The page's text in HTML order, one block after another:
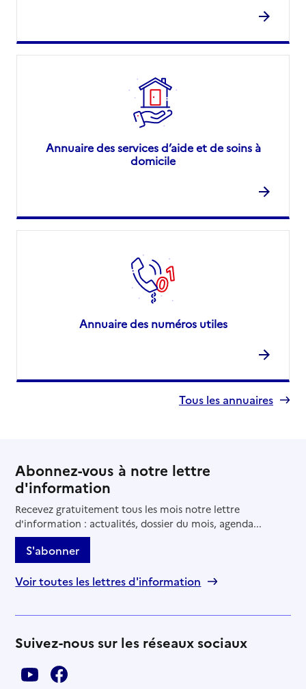
Annuaire des services d’aide et de soins à
domicile
Annuaire des numéros utiles
Tous les annuaires
Abonnez-vous à notre lettre
d'information
Recevez gratuitement tous les mois notre lettre
d'information : actualités, dossier du mois, agenda...
S'abonner
Voir toutes les lettres d'information
Suivez-nous sur les réseaux sociaux